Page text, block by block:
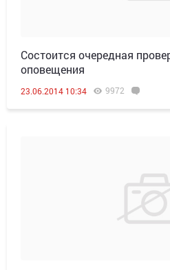
Состоится очередная
оповещения
23.06.2014 10:34 9972